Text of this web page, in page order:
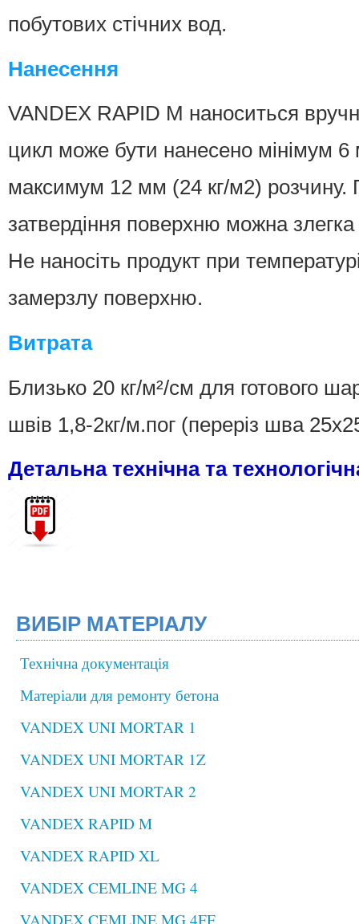
побутових стічних вод.
Нанесення
VANDEX RAPID M наноситься
цикл може бути нанесено мінімум
максимум 12 мм (24 кг/м2) розчину.
затвердіння поверхню можна
Не наносіть продукт при
замерзлу поверхню.
Витрата
Близько 20 кг/м²/см для готового
швів 1,8-2кг/м.пог (переріз шва
Детальна технічна та
ВИБІР МАТЕРІАЛУ
Технічна документація
Матеріали для ремонту бетона
VANDEX UNI MORTAR 1
VANDEX UNI MORTAR 1Z
VANDEX UNI MORTAR 2
VANDEX RAPID M
VANDEX RAPID XL
VANDEX CEMLINE MG 4
VANDEX CEMLINE MG 4FF